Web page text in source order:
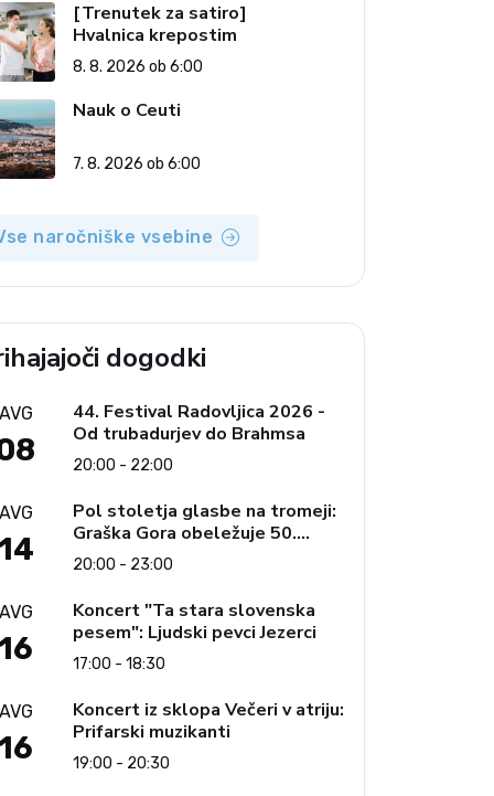
[Trenutek za satiro]
Hvalnica krepostim
8. 8. 2026 ob 6:00
Nauk o Ceuti
7. 8. 2026 ob 6:00
naročniške vsebine
dogodki
44. Festival Radovljica 2026 -
Od trubadurjev do Brahmsa
20:00 - 22:00
Pol stoletja glasbe na tromeji:
Graška Gora obeležuje 50.
jubilejni festival narodno-
zabavne glasbe
20:00 - 23:00
Koncert "Ta stara slovenska
pesem": Ljudski pevci Jezerci
17:00 - 18:30
Koncert iz sklopa Večeri v atriju:
Prifarski muzikanti
19:00 - 20:30